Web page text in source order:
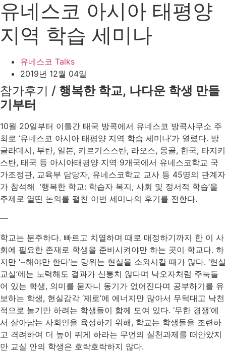
유네스코 아시아 태평양
지역 학습 세미나
유네스코 Talks
2019년 12월 04일
참가후기 / 행복한 학교, 나다운 학생 만들
기부터
​10월 20일부터 이틀간 태국 방콕에서 유네스코 방콕사무소 주
최로 ‘유네스코 아시아 태평양 지역 학습 세미나’가 열렸다. 방
글라데시, 부탄, 일본, 키르기스스탄, 라오스, 몽골, 한국, 타지키
스탄, 태국 등 아시아태평양 지역 9개국에서 유네스코학교 국
가조정관, 교육부 담당자, 유네스코학교 교사 등 45명의 관계자
가 참석해 ‘행복한 학교: 학습자 복지, 사회 및 정서적 학습’을
주제로 열띤 논의를 펼친 이번 세미나의 후기를 전한다.
—
​학교는 분주하다. 빠르고 치열하며 때로 매정하기까지 한 이 사
회에 필요한 존재로 학생을 준비시켜야만 하는 곳이 학교다. 하
지만 ‘~해야만 한다’는 당위는 현실을 소외시킬 때가 많다. ‘현실
교실’에는 노력해도 결과가 신통치 않다며 낙오자처럼 주눅들
어 있는 학생, 의미를 묻자니 동기가 없어진다며 공부하기를 유
보하는 학생, 현실감각 ‘제로’에 에너지만 많아서 무턱대고 낙천
적으로 놀기만 하려는 학생들이 함께 모여 있다. ‘무한 경쟁’에
서 살아남는 사회인을 육성하기 위해, 학교는 학생들을 조련하
고 격려하여 더 높이 뛰게 하라는 무언의 실천과제를 떠안았지
만 교실 안의 학생은 호락호락하지 않다.